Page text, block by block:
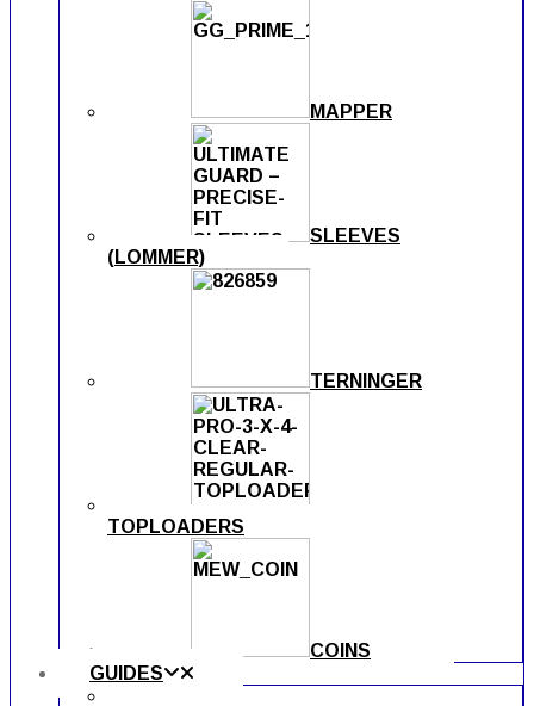
MAPPER
SLEEVES
(LOMMER)
TERNINGER
TOPLOADERS
COINS
GUIDES